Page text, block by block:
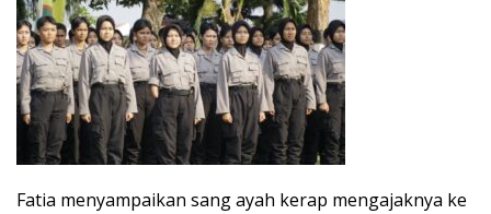
Fatia menyampaikan sang ayah kerap mengajaknya ke